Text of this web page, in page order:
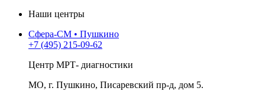
Наши центры
Сфера-СМ • Пушкино
+7 (495) 215-09-62
Центр МРТ- диагностики
МО, г. Пушкино, Писаревский пр-д, дом 5.